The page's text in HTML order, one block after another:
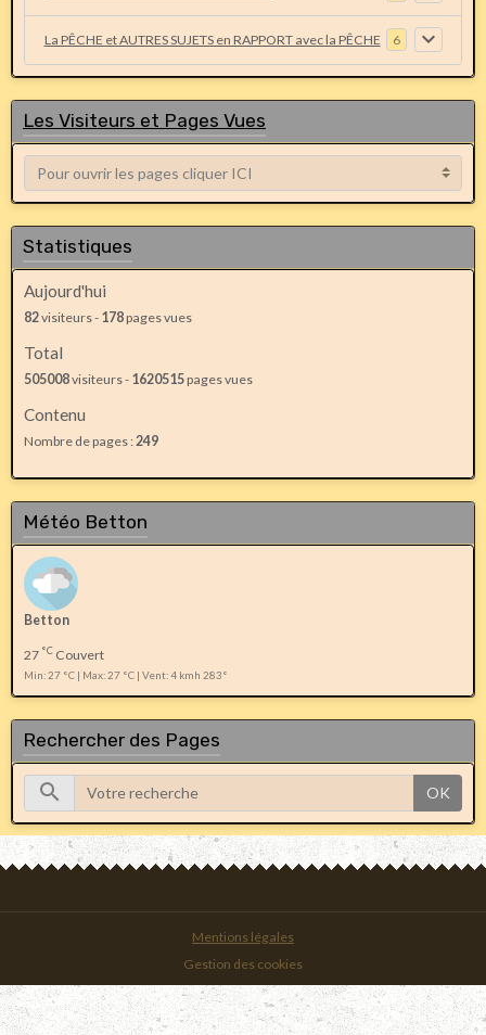
La PÊCHE et AUTRES SUJETS en RAPPORT avec la PÊCHE 6
Les Visiteurs et Pages Vues
Statistiques
Aujourd'hui
82visiteurs - 178pages vues
Total
505008visiteurs - 1620515pages vues
Contenu
Nombre de pages :249
Météo Betton
Betton
27 °C Couvert
Min: 27 °C | Max: 27 °C | Vent: 4 kmh 283°
Rechercher des Pages
OK
Mentions légales
Gestion des cookies